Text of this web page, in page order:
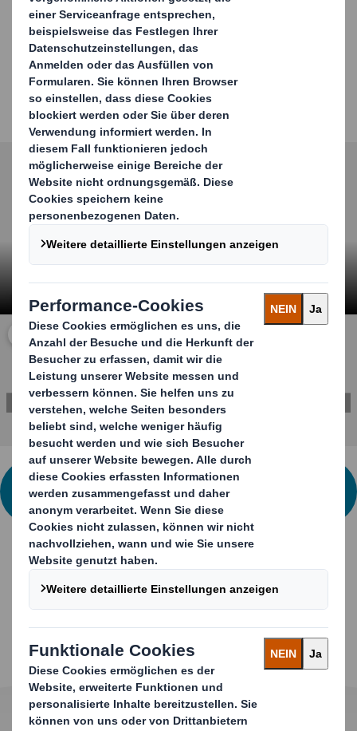
eine Lösung, die allen Anforderungen einer sich
wandelnden Welt gerecht wird. Durch die Analyse aller
Anforderungen in der Lieferkette konnten wir
maßgeschneiderte Verpackungen entwickeln. Vom
Design bis hin zu nachhaltigem Materialien und allem
was dazwischen liegt wurde alles berücksichtigt.
Carousel. Use previous and next buttons to move
Klicken Sie zum Vergrößern des Videos
ERFAHREN SIE ALLES ÜBER UNSERE HOME
CARE-VERPACKUNGSLÖSUNGEN
Die Vorteile